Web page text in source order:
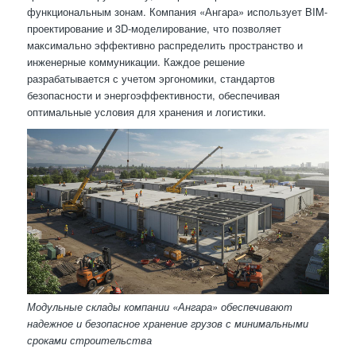
функциональным зонам. Компания «Ангара» использует BIM-
проектирование и 3D-моделирование, что позволяет
максимально эффективно распределить пространство и
инженерные коммуникации. Каждое решение
разрабатывается с учетом эргономики, стандартов
безопасности и энергоэффективности, обеспечивая
оптимальные условия для хранения и логистики.
Модульные склады компании «Ангара» обеспечивают
надежное и безопасное хранение грузов с минимальными
сроками строительства